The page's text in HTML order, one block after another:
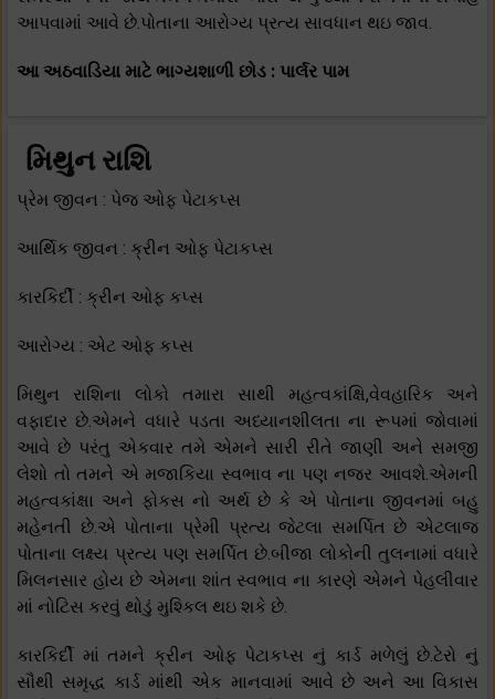
આપવામાં આવે છે.પોતાના આરોગ્ય પ્રત્ય સાવધાન થઇ જાવ.
આ અઠવાડિયા માટે ભાગ્યશાળી છોડ : પાર્લર પામ
મિથુન રાશિ
પ્રેમ જીવન : પેજ ઓફ પેટાકપ્સ
આર્થિક જીવન : ક્રીન ઓફ પેટાકપ્સ
કારકિર્દી : ક્રીન ઓફ કપ્સ
આરોગ્ય : એટ ઓફ કપ્સ
મિથુન રાશિના લોકો તમારા સાથી મહત્વકાંક્ષિ,વેવહારિક અને
વફાદાર છે.એમને વધારે પડતા અધ્યાનશીલતા ના રૂપમાં જોવામાં
આવે છે પરંતુ એકવાર તમે એમને સારી રીતે જાણી અને સમજી
લેશો તો તમને એ મજાકિયા સ્વભાવ ના પણ નજર આવશે.એમની
મહત્વકાંક્ષા અને ફોકસ નો અર્થ છે કે એ પોતાના જીવનમાં બહુ
મહેનતી છે.એ પોતાના પ્રેમી પ્રત્ય જેટલા સમર્પિત છે એટલાજ
પોતાના લક્ષ્ય પ્રત્ય પણ સમર્પિત છે.બીજા લોકોની તુલનામાં વધારે
મિલનસાર હોય છે એમના શાંત સ્વભાવ ના કારણે એમને પેહલીવાર
માં નોટિસ કરવું થોડું મુશ્કિલ થઇ શકે છે.
કારકિર્દી માં તમને ક્રીન ઓફ પેટાકપ્સ નું કાર્ડ મળેલું છે.ટેરો નું
સૌથી સમૃદ્ધ કાર્ડ માંથી એક માનવામાં આવે છે અને આ વિકાસ